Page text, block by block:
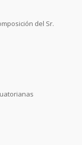
del Sr.